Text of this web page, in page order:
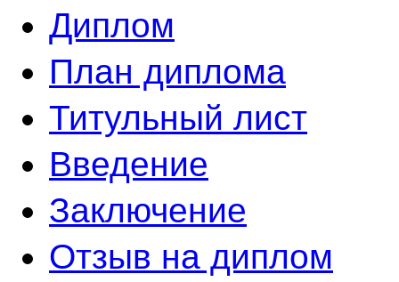
Диплом
План диплома
Титульный лист
Введение
Заключение
Отзыв на диплом